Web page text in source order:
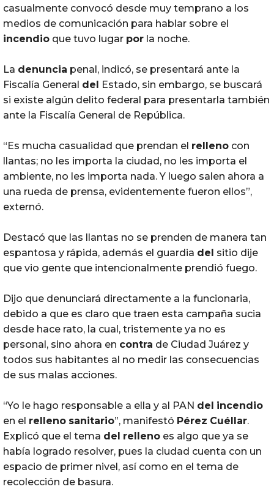
casualmente convocó desde muy temprano a los
medios de comunicación para hablar sobre el
incendio que tuvo lugar por la noche.
La denuncia penal, indicó, se presentará ante la
Fiscalía General del Estado, sin embargo, se buscará
si existe algún delito federal para presentarla también
ante la Fiscalía General de República.
“Es mucha casualidad que prendan el relleno con
llantas; no les importa la ciudad, no les importa el
ambiente, no les importa nada. Y luego salen ahora a
una rueda de prensa, evidentemente fueron ellos”,
externó.
Destacó que las llantas no se prenden de manera tan
espantosa y rápida, además el guardia del sitio dije
que vio gente que intencionalmente prendió fuego.
Dijo que denunciará directamente a la funcionaria,
debido a que es claro que traen esta campaña sucia
desde hace rato, la cual, tristemente ya no es
personal, sino ahora en contra de Ciudad Juárez y
todos sus habitantes al no medir las consecuencias
de sus malas acciones.
“Yo le hago responsable a ella y al PAN del incendio
en el relleno sanitario”, manifestó Pérez Cuéllar.
Explicó que el tema del relleno es algo que ya se
había logrado resolver, pues la ciudad cuenta con un
espacio de primer nivel, así como en el tema de
recolección de basura.